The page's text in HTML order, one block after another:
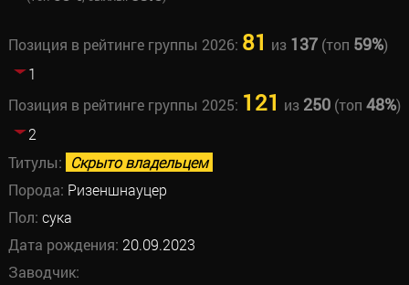
Позиция в рейтинге группы 2026: 81 из 137(топ 59%)
1
Позиция в рейтинге группы 2025: 121 из 250(топ 48%)
2
Титулы: Скрыто владельцем
Порода: Ризеншнауцер
Пол: сука
Дата рождения: 20.09.2023
Заводчик: